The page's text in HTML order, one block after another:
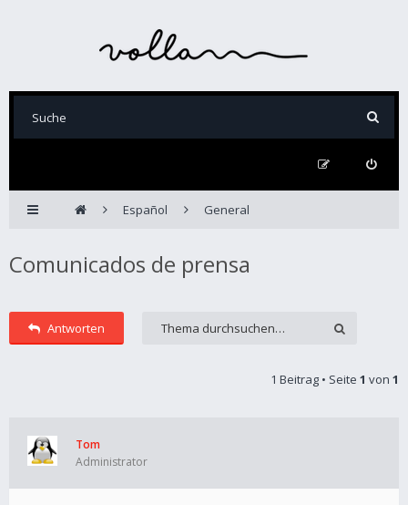
Español General
Comunicados de prensa
Antworten
1 Beitrag • Seite 1 von 1
Tom
Administrator